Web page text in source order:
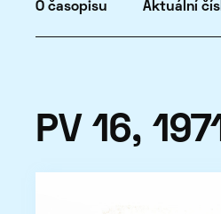
O časopisu Aktuální
PV 16,